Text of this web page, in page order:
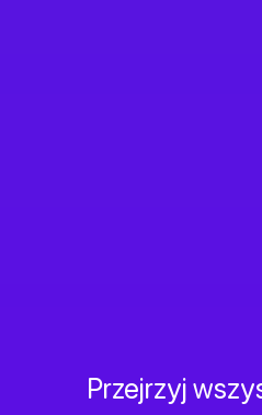
Przejrzyj